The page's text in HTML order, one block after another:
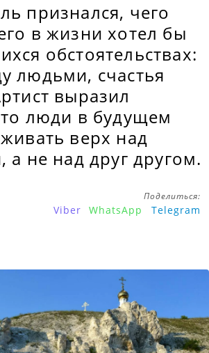
признался, чего
в жизни хотел бы
обстоятельствах:
людьми, счастья
выразил
люди в будущем
верх над
а не над друг другом.
Поделиться:
Viber WhatsApp Telegram